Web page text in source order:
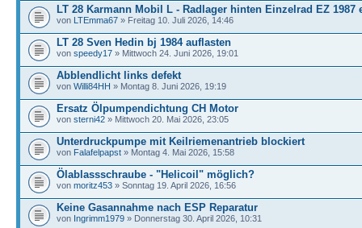
LT 28 Karmann Mobil L - Radlager hinten Einzelrad EZ 1987
von LTEmma67 » Freitag 10. Juli 2026, 14:46
LT 28 Sven Hedin bj 1984 auflasten
von speedy17 » Mittwoch 24. Juni 2026, 19:01
Abblendlicht links defekt
von Willi84HH » Montag 8. Juni 2026, 19:19
Ersatz Ölpumpendichtung CH Motor
von sterni42 » Mittwoch 20. Mai 2026, 23:05
Unterdruckpumpe mit Keilriemenantrieb blockiert
von Falafelpapst » Montag 4. Mai 2026, 15:58
Ölablassschraube - "Helicoil" möglich?
von moritz453 » Sonntag 19. April 2026, 16:56
Keine Gasannahme nach ESP Reparatur
von Ingrimm1979 » Donnerstag 30. April 2026, 10:31